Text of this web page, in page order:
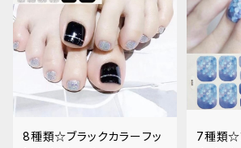
8種類☆ブラックカラーフッ
7種類☆